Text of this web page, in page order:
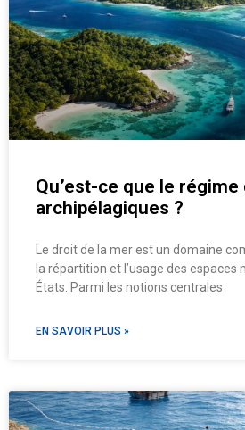
Qu’est-ce que le régime
archipélagiques ?
Le droit de la mer est un domaine
la répartition et l’usage des
États. Parmi les notions centrales
EN SAVOIR PLUS »